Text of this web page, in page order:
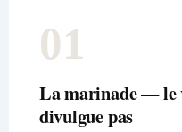
01
La marinade — le
divulgue pas